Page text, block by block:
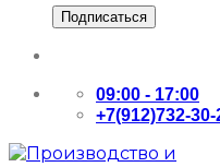
09:00 - 17:00
+7(912)732-30-